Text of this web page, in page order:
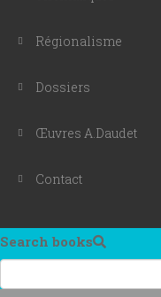
Régionalisme
Dossiers
Œuvres A.Daudet
Contact
Search books